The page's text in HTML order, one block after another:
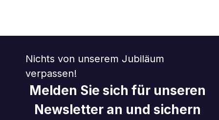
Nichts von unserem Jubiläum
verpassen!
Melden Sie sich für unseren
Newsletter an und sichern